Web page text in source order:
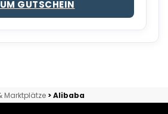
GUTSCHEIN
Marktplätze >Alibaba